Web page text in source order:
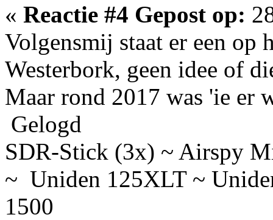
« Reactie #4 Gepost op:
Volgensmij staat er een op
Westerbork, geen idee of
Maar rond 2017 was 'ie er
Gelogd
SDR-Stick (3x) ~ Airspy
~ Uniden 125XLT ~
1500